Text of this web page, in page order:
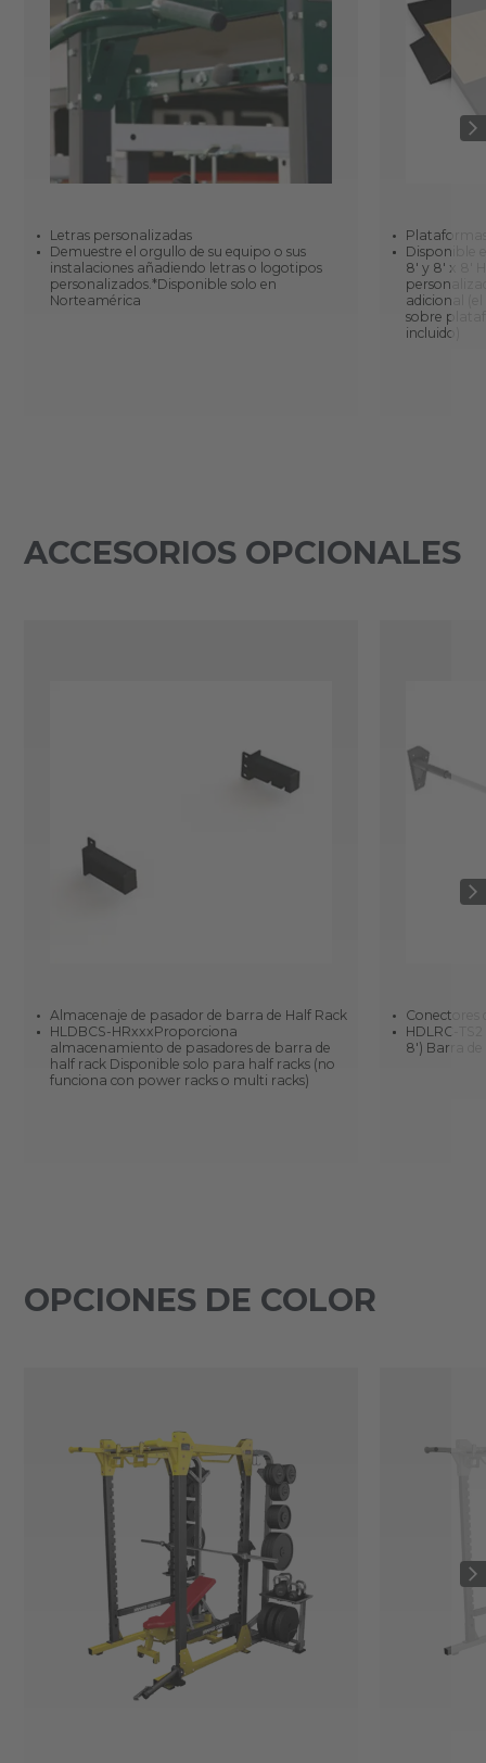
Letras personalizadas
Demuestre el orgullo de su equipo o sus
instalaciones añadiendo letras o logotipos
personalizados.*Disponible solo en
Norteamérica
Disponible
8' y 8' x 8'
adicional
sobre
incluido)
ACCESORIOS OPCIONALES
Almacenaje de pasador de barra de Half Rack
HLDBCS-HRxxxProporciona
almacenamiento de pasadores de barra de
half rack Disponible solo para half racks (no
funciona con power racks o multi racks)
Conectores
HDLRC-
8') Barra
OPCIONES DE COLOR